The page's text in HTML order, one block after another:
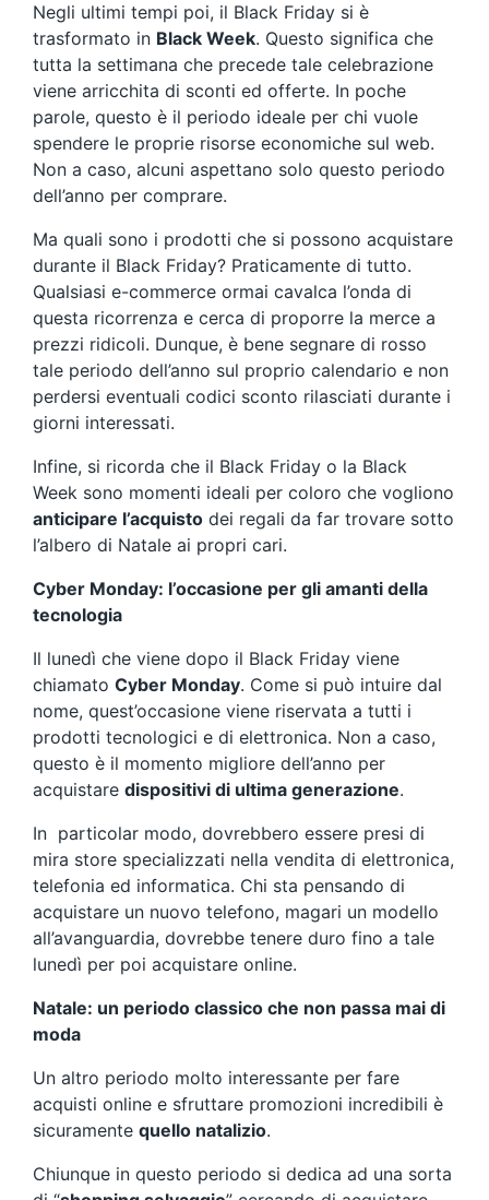
Negli ultimi tempi poi, il Black Friday si è
trasformato in Black Week. Questo significa che
tutta la settimana che precede tale celebrazione
viene arricchita di sconti ed offerte. In poche
parole, questo è il periodo ideale per chi vuole
spendere le proprie risorse economiche sul web.
Non a caso, alcuni aspettano solo questo periodo
dell’anno per comprare.
Ma quali sono i prodotti che si possono acquistare
durante il Black Friday? Praticamente di tutto.
Qualsiasi e-commerce ormai cavalca l’onda di
questa ricorrenza e cerca di proporre la merce a
prezzi ridicoli. Dunque, è bene segnare di rosso
tale periodo dell’anno sul proprio calendario e non
perdersi eventuali codici sconto rilasciati durante i
giorni interessati.
Infine, si ricorda che il Black Friday o la Black
Week sono momenti ideali per coloro che vogliono
anticipare l’acquisto dei regali da far trovare sotto
l’albero di Natale ai propri cari.
Cyber Monday: l’occasione per gli amanti della
tecnologia
Il lunedì che viene dopo il Black Friday viene
chiamato Cyber Monday. Come si può intuire dal
nome, quest’occasione viene riservata a tutti i
prodotti tecnologici e di elettronica. Non a caso,
questo è il momento migliore dell’anno per
acquistare dispositivi di ultima generazione.
In particolar modo, dovrebbero essere presi di
mira store specializzati nella vendita di elettronica,
telefonia ed informatica. Chi sta pensando di
acquistare un nuovo telefono, magari un modello
all’avanguardia, dovrebbe tenere duro fino a tale
lunedì per poi acquistare online.
Natale: un periodo classico che non passa mai di
moda
Un altro periodo molto interessante per fare
acquisti online e sfruttare promozioni incredibili è
sicuramente quello natalizio.
Chiunque in questo periodo si dedica ad una sorta